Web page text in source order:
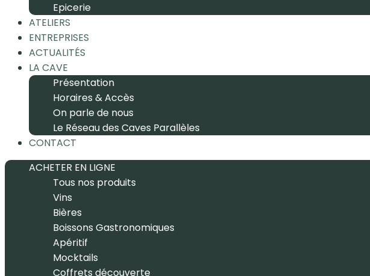
Epicerie
ATELIERS
ENTREPRISES
ACTUALITÉS
LA CAVE
Présentation
Horaires & Accès
On parle de nous
Le Réseau des Caves Parallèles
CONTACT
ACHETER EN LIGNE
Tous nos produits
Vins
Bières
Boissons Gastronomiques
Apéritif
Mocktails
Coffrets découverte